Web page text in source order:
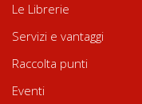
Le Librerie
Servizi e vantaggi
Raccolta punti
Eventi